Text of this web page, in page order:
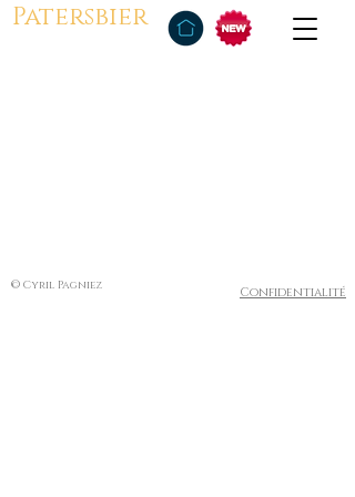
Patersbier
© Cyril Pagniez Confidentialité